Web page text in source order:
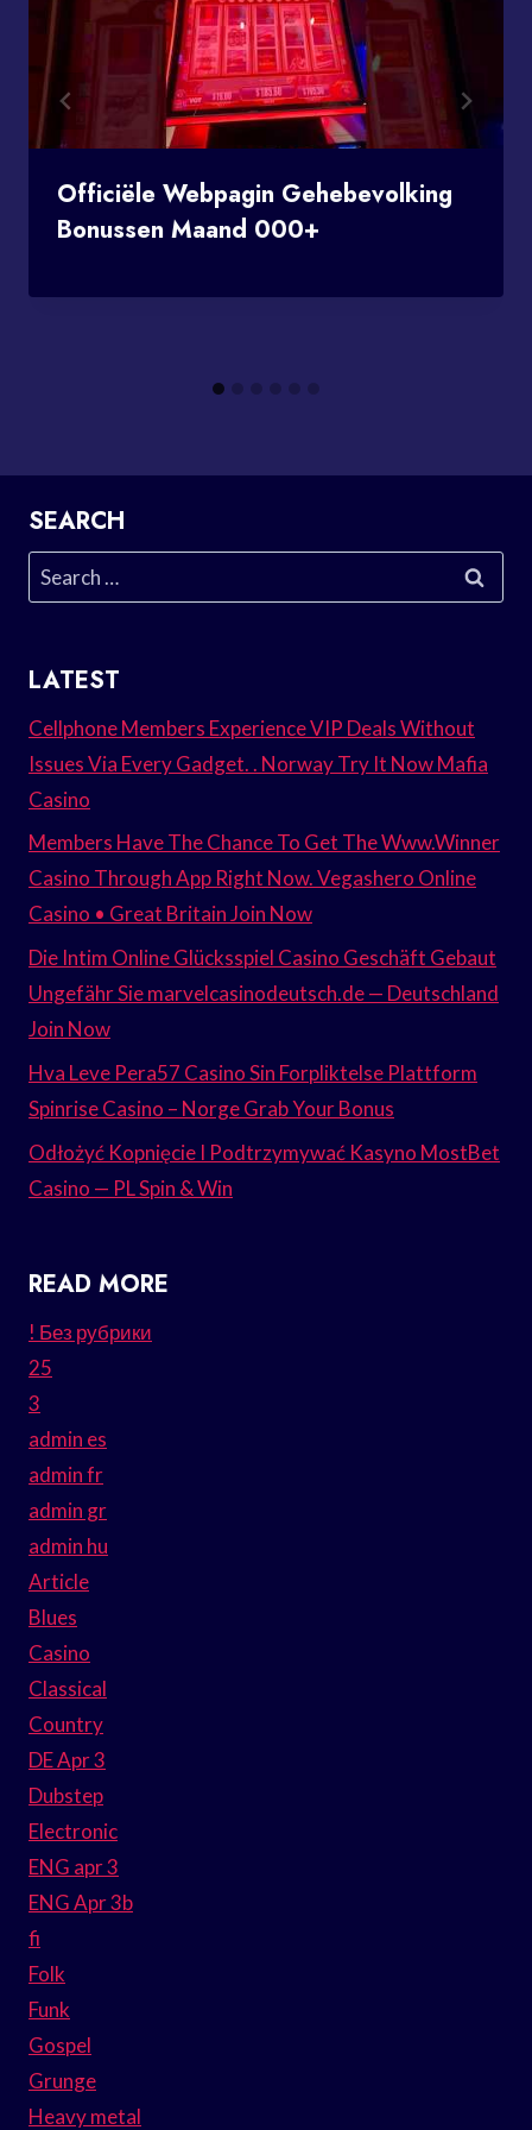
Officiële Webpagin Gehebevolking
Bonussen Maand 000+
SEARCH
Search
for:
LATEST
Cellphone Members Experience VIP Deals Without
Issues Via Every Gadget. . Norway Try It Now Mafia
Casino
Members Have The Chance To Get The Www.Winner
Casino Through App Right Now. Vegashero Online
Casino • Great Britain Join Now
Die Intim Online Glücksspiel Casino Geschäft Gebaut
Ungefähr Sie marvelcasinodeutsch.de — Deutschland
Join Now
Hva Leve Pera57 Casino Sin Forpliktelse Plattform
Spinrise Casino – Norge Grab Your Bonus
Odłożyć Kopnięcie I Podtrzymywać Kasyno MostBet
Casino — PL Spin & Win
READ MORE
! Без рубрики
25
3
admin es
admin fr
admin gr
admin hu
Article
Blues
Casino
Classical
Country
DE Apr 3
Dubstep
Electronic
ENG apr 3
ENG Apr 3b
fi
Folk
Funk
Gospel
Grunge
Heavy metal